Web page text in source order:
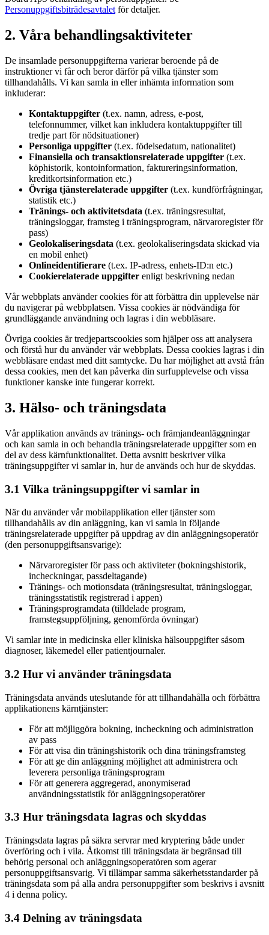
Personuppgiftsbiträdesavtalet för detaljer.
2. Våra behandlingsaktiviteter
De insamlade personuppgifterna varierar beroende på de
instruktioner vi får och beror därför på vilka tjänster som
tillhandahålls. Vi kan samla in eller inhämta information som
inkluderar:
Kontaktuppgifter (t.ex. namn, adress, e-post,
telefonnummer, vilket kan inkludera kontaktuppgifter till
tredje part för nödsituationer)
Personliga uppgifter (t.ex. födelsedatum, nationalitet)
Finansiella och transaktionsrelaterade uppgifter (t.ex.
köphistorik, kontoinformation, faktureringsinformation,
kreditkortsinformation etc.)
Övriga tjänsterelaterade uppgifter (t.ex. kundförfrågningar,
statistik etc.)
Tränings- och aktivitetsdata (t.ex. träningsresultat,
träningsloggar, framsteg i träningsprogram, närvaroregister för
pass)
Geolokaliseringsdata (t.ex. geolokaliseringsdata skickad via
en mobil enhet)
Onlineidentifierare (t.ex. IP-adress, enhets-ID:n etc.)
Cookierelaterade uppgifter enligt beskrivning nedan
Vår webbplats använder cookies för att förbättra din upplevelse när
du navigerar på webbplatsen. Vissa cookies är nödvändiga för
grundläggande användning och lagras i din webbläsare.
Övriga cookies är tredjepartscookies som hjälper oss att analysera
och förstå hur du använder vår webbplats. Dessa cookies lagras i din
webbläsare endast med ditt samtycke. Du har möjlighet att avstå från
dessa cookies, men det kan påverka din surfupplevelse och vissa
funktioner kanske inte fungerar korrekt.
3. Hälso- och träningsdata
Vår applikation används av tränings- och främjandeanläggningar
och kan samla in och behandla träningsrelaterade uppgifter som en
del av dess kärnfunktionalitet. Detta avsnitt beskriver vilka
träningsuppgifter vi samlar in, hur de används och hur de skyddas.
3.1 Vilka träningsuppgifter vi samlar in
När du använder vår mobilapplikation eller tjänster som
tillhandahålls av din anläggning, kan vi samla in följande
träningsrelaterade uppgifter på uppdrag av din anläggningsoperatör
(den personuppgiftsansvarige):
Närvaroregister för pass och aktiviteter (bokningshistorik,
incheckningar, passdeltagande)
Tränings- och motionsdata (träningsresultat, träningsloggar,
träningsstatistik registrerad i appen)
Träningsprogramdata (tilldelade program,
framstegsuppföljning, genomförda övningar)
Vi samlar inte in medicinska eller kliniska hälsouppgifter såsom
diagnoser, läkemedel eller patientjournaler.
3.2 Hur vi använder träningsdata
Träningsdata används uteslutande för att tillhandahålla och förbättra
applikationens kärntjänster:
För att möjliggöra bokning, incheckning och administration
av pass
För att visa din träningshistorik och dina träningsframsteg
För att ge din anläggning möjlighet att administrera och
leverera personliga träningsprogram
För att generera aggregerad, anonymiserad
användningsstatistik för anläggningsoperatörer
3.3 Hur träningsdata lagras och skyddas
Träningsdata lagras på säkra servrar med kryptering både under
överföring och i vila. Åtkomst till träningsdata är begränsad till
behörig personal och anläggningsoperatören som agerar
personuppgiftsansvarig. Vi tillämpar samma säkerhetsstandarder på
träningsdata som på alla andra personuppgifter som beskrivs i avsnitt
4 i denna policy.
3.4 Delning av träningsdata